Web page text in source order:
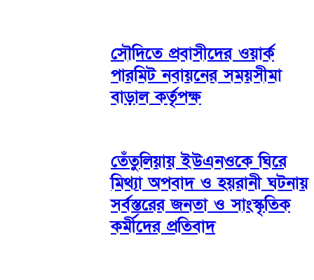
সৌদিতে প্রবাসীদের ওয়ার্ক
পারমিট নবায়নের সময়সীমা
বাড়াল কর্তৃপক্ষ
তেঁতুলিয়ায় ইউএনওকে ঘিরে
মিথ্যা অপবাদ ও হয়রানী ঘটনায়
সর্বস্তরের জনতা ও সাংস্কৃতিক
কর্মীদের প্রতিবাদ